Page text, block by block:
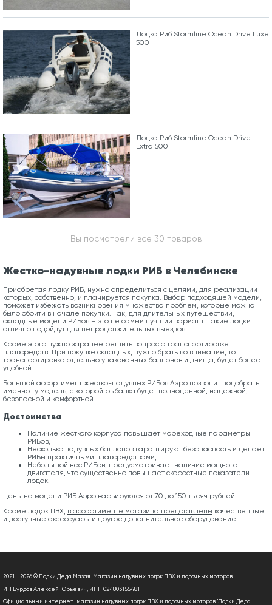
Лодка Риб Stormline Ocean Drive Luxe
500
Лодка Риб Stormline Ocean Drive
Extra 500
Вы посмотрели все 30 товаров
Жестко-надувные лодки РИБ в Челябинске
Приобретая лодку РИБ, нужно определиться с целями, для реализации
которых, собственно, и планируется покупка. Выбор подходящей модели,
поможет избежать возникновения множества проблем, которые можно
было обойти в начале покупки. Так, для длительных путешествий,
складные модели РИБов – это не самый лучший вариант. Такие лодки
отлично подойдут для непродолжительных выездов.
Кроме этого нужно заранее решить вопрос о транспортировке
плавсредств. При покупке складных, нужно брать во внимание, то
транспортировка отдельно упакованных баллонов и днища, будет более
удобной.
Большой ассортимент жестко-надувных РИБов Аэро позволит подобрать
именно ту модель, с которой рыбалка будет полноценной, надежной,
безопасной и комфортной.
Достоинства
Наличие жесткого корпуса повышает мореходные параметры
РИБов,
Несколько надувных баллонов гарантируют безопасность и делает
РИБы практичными плавсредствами,
Небольшой вес РИБов, предусматривает наличие мощного
двигателя, что существенно повышает скоростные показатели
лодок.
Цены на модели РИБ Аэро варьируются от 70 до 150 тысяч рублей.
Кроме лодок ПВХ, в ассортименте магазина представлены качественные
и доступные аксессуары и другое дополнительное оборудование.
2021 - 2026 © Лодки Деда Мазая. Магазин надувных лодок ПВХ и лодочных моторов
ИП Бурдов Алексей Юрьевич, ИНН 024803155481
Официальный интернет-магазин надувных лодок ПВХ и лодочных моторов "Лодки Деда